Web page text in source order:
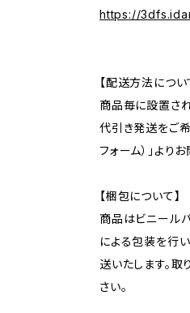
https://
【配送方法につい
商品毎に設置さ
代引き発送をご
フォーム）」より
【梱包について】
商品はビニール
による包装を行
送いたします。
さい。